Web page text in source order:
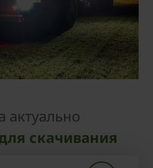
актуально
скачивания